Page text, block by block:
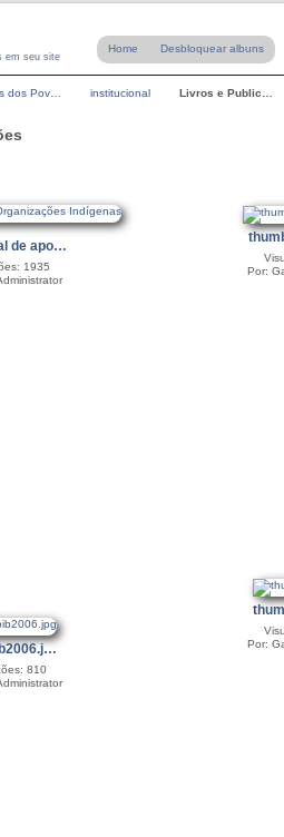
Home Desbloquear albuns
dos Pov… institucional Livros e Public…
de apo…
1935
Por:
810
Por: